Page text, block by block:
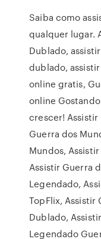
Saiba como
qualquer lugar.
Dublado,
dublado,
online gratis,
online
crescer! Assistir
Guerra dos
Mundos,
Assistir Guerra
Legendado,
TopFlix, Assistir
Dublado,
Legendado